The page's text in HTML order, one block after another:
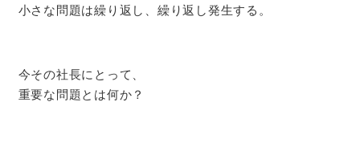
小さな問題は繰り返し、繰り返し発生する。
今その社長にとって、
重要な問題とは何か？